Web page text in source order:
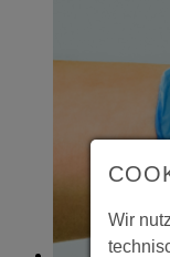
Wir